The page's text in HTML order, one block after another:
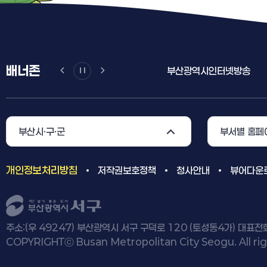
배너존
털 부산광역시인터넷방송 가습기살균제피해자 정부
부산시·구·군 부서별 홈페
개인정보처리방침 저작권보호정책 청사안내 뷰어다운
주소:(우 49247) 부산광역시 서구 구덕로 120 (토성동4가)
COPYRIGHTⓒ Busan Metropolitan City Seogu. All